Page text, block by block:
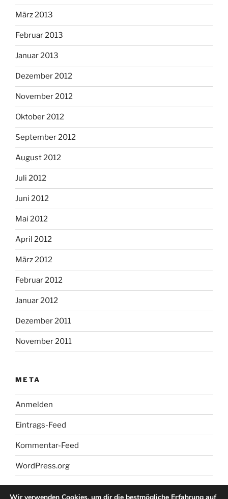
März 2013
Februar 2013
Januar 2013
Dezember 2012
November 2012
Oktober 2012
September 2012
August 2012
Juli 2012
Juni 2012
Mai 2012
April 2012
März 2012
Februar 2012
Januar 2012
Dezember 2011
November 2011
META
Anmelden
Eintrags-Feed
Kommentar-Feed
WordPress.org